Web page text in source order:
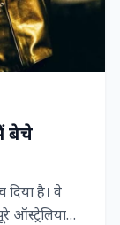
बेचे
दिया है। वे
ऑस्ट्रेलिया